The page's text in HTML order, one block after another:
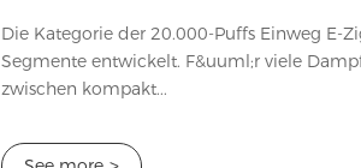
Die Kategorie der 20.000-Puffs Einweg E-
Segmente entwickelt. F&uuml;r viele
zwischen kompakt...